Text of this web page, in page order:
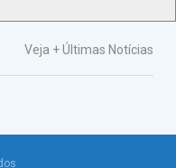
Veja +Últimas Notícias